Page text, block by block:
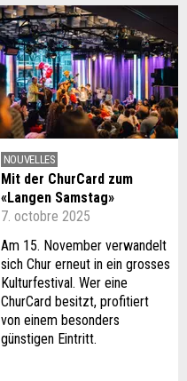
NOUVELLES
Mit der ChurCard zum
«Langen Samstag»
7. octobre 2025
Am 15. November verwandelt
sich Chur erneut in ein grosses
Kulturfestival. Wer eine
ChurCard besitzt, profitiert
von einem besonders
günstigen Eintritt.